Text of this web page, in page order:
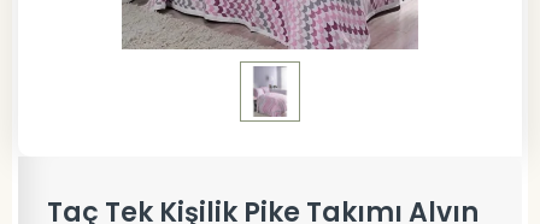
Taç Tek Kişilik Pike Takımı Alvın